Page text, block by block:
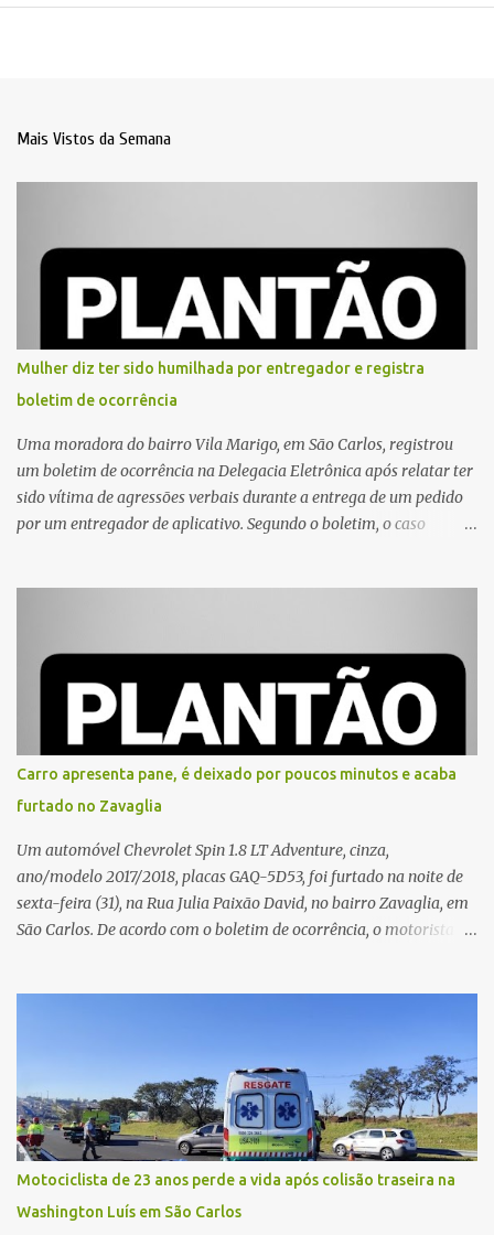
Mais Vistos da Semana
Mulher diz ter sido humilhada por entregador e registra
boletim de ocorrência
Uma moradora do bairro Vila Marigo, em São Carlos, registrou
um boletim de ocorrência na Delegacia Eletrônica após relatar ter
sido vítima de agressões verbais durante a entrega de um pedido
por um entregador de aplicativo. Segundo o boletim, o caso
proximidades. Ainda conforme o registro policial, a vítima relatou
que, ao receber a entrega, voltou a ser ofendida com palavras de
baixo calão e insultos. Ela informou à Polícia Civil que mora
sozinha e que se sentiu ameaçada, coagida e humilhada com a
situação. Fonte: São Carlos Agora
Carro apresenta pane, é deixado por poucos minutos e acaba
furtado no Zavaglia
Um automóvel Chevrolet Spin 1.8 LT Adventure, cinza,
ano/modelo 2017/2018, placas GAQ-5D53, foi furtado na noite de
sexta-feira (31), na Rua Julia Paixão David, no bairro Zavaglia, em
São Carlos. De acordo com o boletim de ocorrência, o motorista
permaneceu com a chave de ignição e se ausentou do local por
cerca de dez minutos para buscar ajuda. Ao retornar, constatou
que o automóvel havia desaparecido. A vítima realizou buscas
pelas imediações, mas não conseguiu localizar o veículo.
Conforme o boletim, um menino de aproximadamente 10 anos
relatou ter visto a Spin passando pelo local fazendo um forte ruído,
característica compatível com o problema mecânico que o veículo
Motociclista de 23 anos perde a vida após colisão traseira na
Washington Luís em São Carlos